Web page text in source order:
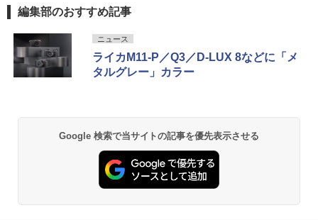
編集部のおすすめ記事
ニュース
ライカM11-P／Q3／D-LUX 8などに「メ
タルグレー」カラー
Google 検索で当サイトの記事を優先表示させる